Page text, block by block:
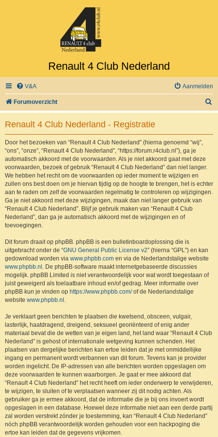
Renault 4 Club Nederland
V&A Aanmelden
Forumoverzicht
o
Renault 4 Club Nederland - Registratie
Door het bezoeken van “Renault 4 Club Nederland” (hierna genoemd “wij”,
“ons”, “onze”, “Renault 4 Club Nederland”, “https://forum.r4club.nl”), ga je
automatisch akkoord met de voorwaarden. Als je niet akkoord gaat met deze
voorwaarden, bezoek of gebruik “Renault 4 Club Nederland” dan niet langer.
We hebben het recht om de voorwaarden op ieder moment te wijzigen en
zullen ons best doen om je hiervan tijdig op de hoogte te brengen, het is echter
aan te raden om zelf de voorwaarden regelmatig te controleren op wijzigingen.
Ga je niet akkoord met deze wijzigingen, maak dan niet langer gebruik van
“Renault 4 Club Nederland”. Blijf je gebruik maken van “Renault 4 Club
Nederland”, dan ga je automatisch akkoord met de wijzigingen en of
toevoegingen.
Dit forum draait op phpBB. phpBB is een bulletinboardoplossing die is
uitgebracht onder de “GNU General Public License v2” (hierna “GPL”) en kan
gedownload worden via www.phpbb.com en via de Nederlandstalige website
www.phpbb.nl . De phpBB-software maakt internetgebaseerde discussies
mogelijk. phpBB Limited is niet verantwoordelijk voor wat wordt toegestaan of
juist geweigerd als toelaatbare inhoud en/of gedrag. Meer informatie over
phpBB kun je vinden op https://www.phpbb.com/of de Nederlandstalige
website www.phpbb.nl .
Je verklaart geen berichten te plaatsen die kwetsend, obsceen, vulgair,
lasterlijk, haatdragend, dreigend, seksueel georiënteerd of enig ander
materiaal bevat die de wetten van je eigen land, het land waar “Renault 4 Club
Nederland” is gehost of internationale wetgeving kunnen schenden. Het
plaatsen van dergelijke berichten kan ertoe leiden dat je met onmiddellijke
ingang en permanent wordt verbannen van dit forum. Tevens kan je provider
worden ingelicht. De IP-adressen van alle berichten worden opgeslagen om
deze voorwaarden te kunnen waarborgen. Je gaat er mee akkoord dat
“Renault 4 Club Nederland” het recht heeft om ieder onderwerp te verwijderen,
te wijzigen, te sluiten of te verplaatsen wanneer zij dit nodig achten. Als
gebruiker ga je ermee akkoord, dat de informatie die je bij ons invoert wordt
opgeslagen in een database. Hoewel deze informatie niet aan een derde partij
zal worden verstrekt zónder je toestemming, kan “Renault 4 Club Nederland”
nóch phpBB verantwoordelijk worden gehouden voor een hackpoging die
ertoe kan leiden dat de gegevens vrijkomen.